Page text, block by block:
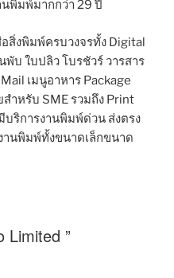
พิมพ์มากกว่า 29 ปี
สิ่งพิมพ์ครบวงจรทั้ง Digital
บ ใบปลิว โบรชัวร์ วารสาร
เมนูอาหาร Package
ำหรับ SME รวมถึง Print
ริการงานพิมพ์ด่วน ส่งตรง
านพิมพ์ทั้งขนาดเล็กขนาด
”